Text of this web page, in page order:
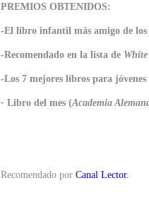
PREMIOS OBTENIDOS:
-El libro infantil más amigo de los
-Recomendado en la lista de
-Los 7 mejores libros para
- Libro del mes (Academia
Recomendado por Canal Lector.